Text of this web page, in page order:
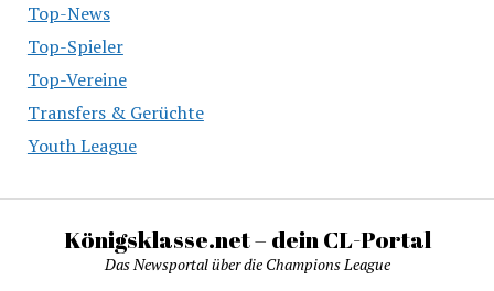
Top-News
Top-Spieler
Top-Vereine
Transfers & Gerüchte
Youth League
Königsklasse.net – dein CL-Portal
Das Newsportal über die Champions League